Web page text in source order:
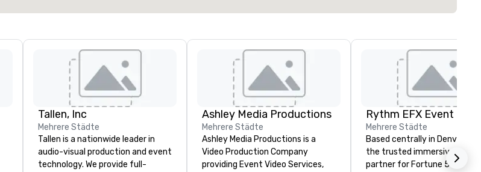
Tallen, Inc
Mehrere Städte
Tallen is a nationwide leader in
audio-visual production and event
technology. We provide full-
Ashley Media Productions
Mehrere Städte
Ashley Media Productions is a
Video Production Company
providing Event Video Services,
Mehrere Städte
Based centrally in Denver,
the trusted immersive
partner for Fortune 500